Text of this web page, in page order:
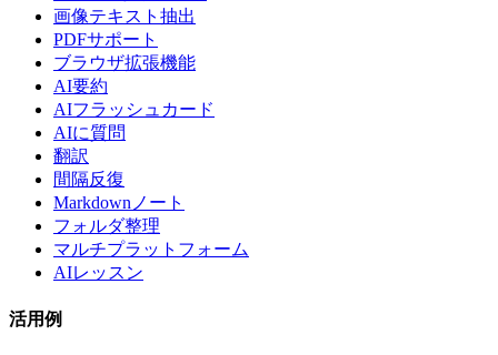
画像テキスト抽出
PDFサポート
ブラウザ拡張機能
AI要約
AIフラッシュカード
AIに質問
翻訳
間隔反復
Markdownノート
フォルダ整理
マルチプラットフォーム
AIレッスン
活用例